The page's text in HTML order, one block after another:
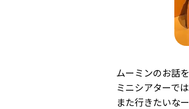
ムーミンのお話
ミニシアターで
また行きたいな